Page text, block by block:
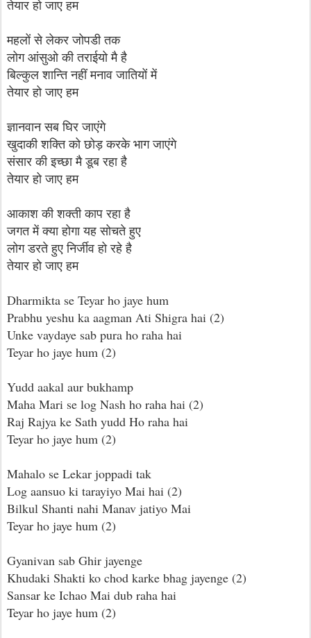
तेयार हो जाए हम
महलों से लेकर जोपडी तक
लोग आंसुओ की तराईयो मै है
बिल्कुल शान्ति नहीं मनाव जातियों में
तेयार हो जाए हम
ज्ञानवान सब घिर जाएंगे
खुदाकी शक्ति को छोड़ करके भाग जाएंगे
संसार की इच्छा मै डूब रहा है
तेयार हो जाए हम
आकाश की शक्ती काप रहा है
जगत में क्या होगा यह सोचते हुए
लोग डरते हुए निर्जीव हो रहे है
तेयार हो जाए हम
Dharmikta se Teyar ho jaye hum
Prabhu yeshu ka aagman Ati Shigra hai (2)
Unke vaydaye sab pura ho raha hai
Teyar ho jaye hum (2)
Yudd aakal aur bukhamp
Maha Mari se log Nash ho raha hai (2)
Raj Rajya ke Sath yudd Ho raha hai
Teyar ho jaye hum (2)
Mahalo se Lekar joppadi tak
Log aansuo ki tarayiyo Mai hai (2)
Bilkul Shanti nahi Manav jatiyo Mai
Teyar ho jaye hum (2)
Gyanivan sab Ghir jayenge
Khudaki Shakti ko chod karke bhag jayenge (2)
Sansar ke Ichao Mai dub raha hai
Teyar ho jaye hum (2)